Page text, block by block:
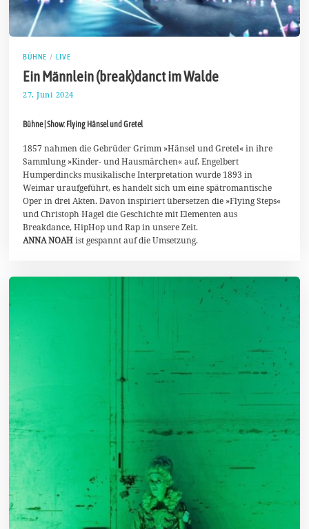
BÜHNE / LIVE
Ein Männlein (break)danct im Walde
27. Juni 2024
u
i
2
0
2
4
Bühne | Show: Flying Hänsel und Gretel
1857 nahmen die Gebrüder Grimm »Hänsel und Gretel« in ihre
Sammlung »Kinder- und Hausmärchen« auf. Engelbert
Humperdincks musikalische Interpretation wurde 1893 in
Weimar uraufgeführt, es handelt sich um eine spätromantische
Oper in drei Akten. Davon inspiriert übersetzen die »Flying Steps«
und Christoph Hagel die Geschichte mit Elementen aus
Breakdance, HipHop und Rap in unsere Zeit.
ANNA NOAHist gespannt auf die Umsetzung.